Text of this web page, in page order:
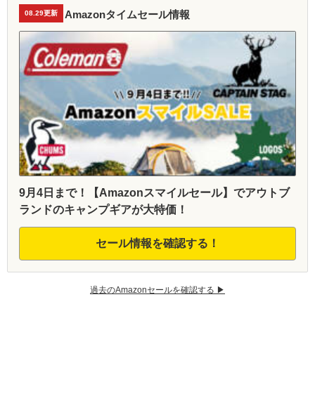
08.29更新 Amazonタイムセール情報
9月4日まで！【Amazonスマイルセール】でアウトブ
ランドのキャンプギアが大特価！
セール情報を確認する！
過去のAmazonセールを確認する ▶︎